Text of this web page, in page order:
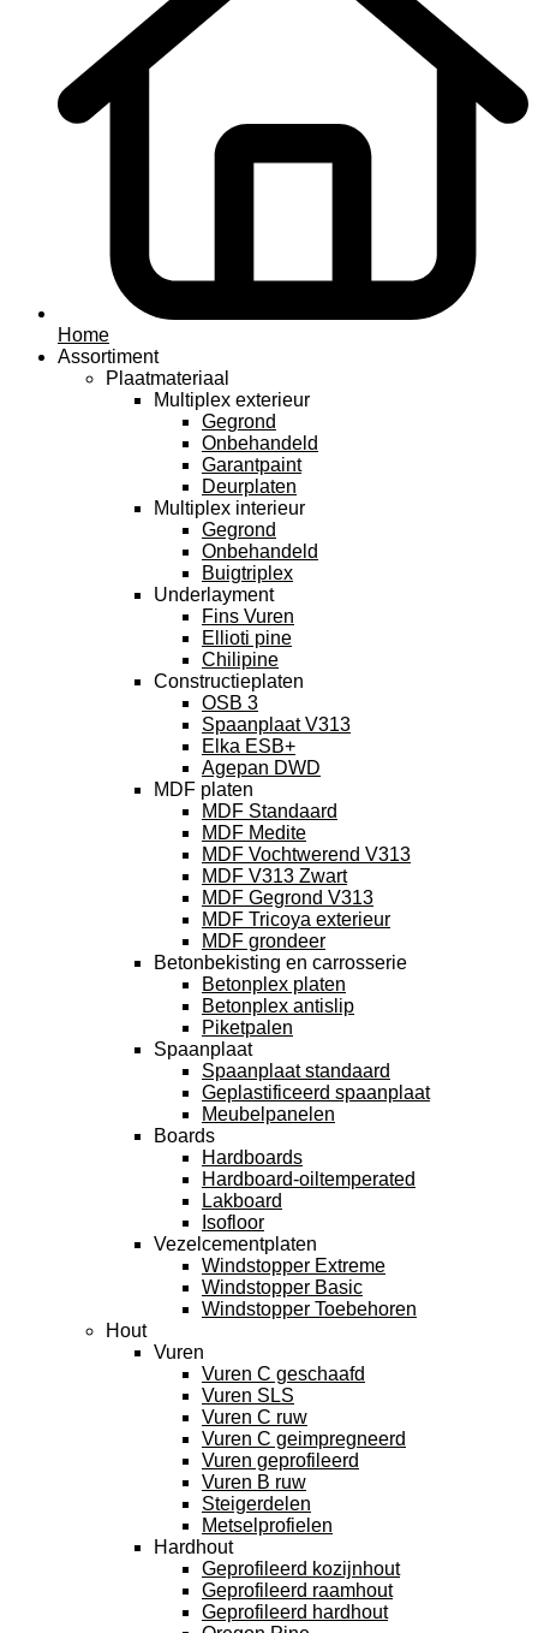
Home
Assortiment
Plaatmateriaal
Multiplex exterieur
Gegrond
Onbehandeld
Garantpaint
Deurplaten
Multiplex interieur
Gegrond
Onbehandeld
Buigtriplex
Underlayment
Fins Vuren
Ellioti pine
Chilipine
Constructieplaten
OSB 3
Spaanplaat V313
Elka ESB+
Agepan DWD
MDF platen
MDF Standaard
MDF Medite
MDF Vochtwerend V313
MDF V313 Zwart
MDF Gegrond V313
MDF Tricoya exterieur
MDF grondeer
Betonbekisting en carrosserie
Betonplex platen
Betonplex antislip
Piketpalen
Spaanplaat
Spaanplaat standaard
Geplastificeerd spaanplaat
Meubelpanelen
Boards
Hardboards
Hardboard-oiltemperated
Lakboard
Isofloor
Vezelcementplaten
Windstopper Extreme
Windstopper Basic
Windstopper Toebehoren
Hout
Vuren
Vuren C geschaafd
Vuren SLS
Vuren C ruw
Vuren C geimpregneerd
Vuren geprofileerd
Vuren B ruw
Steigerdelen
Metselprofielen
Hardhout
Geprofileerd kozijnhout
Geprofileerd raamhout
Geprofileerd hardhout